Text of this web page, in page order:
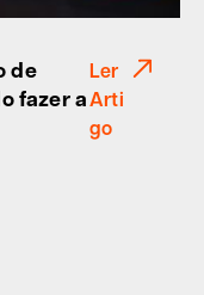
de
fazer a
Ler
Arti
go